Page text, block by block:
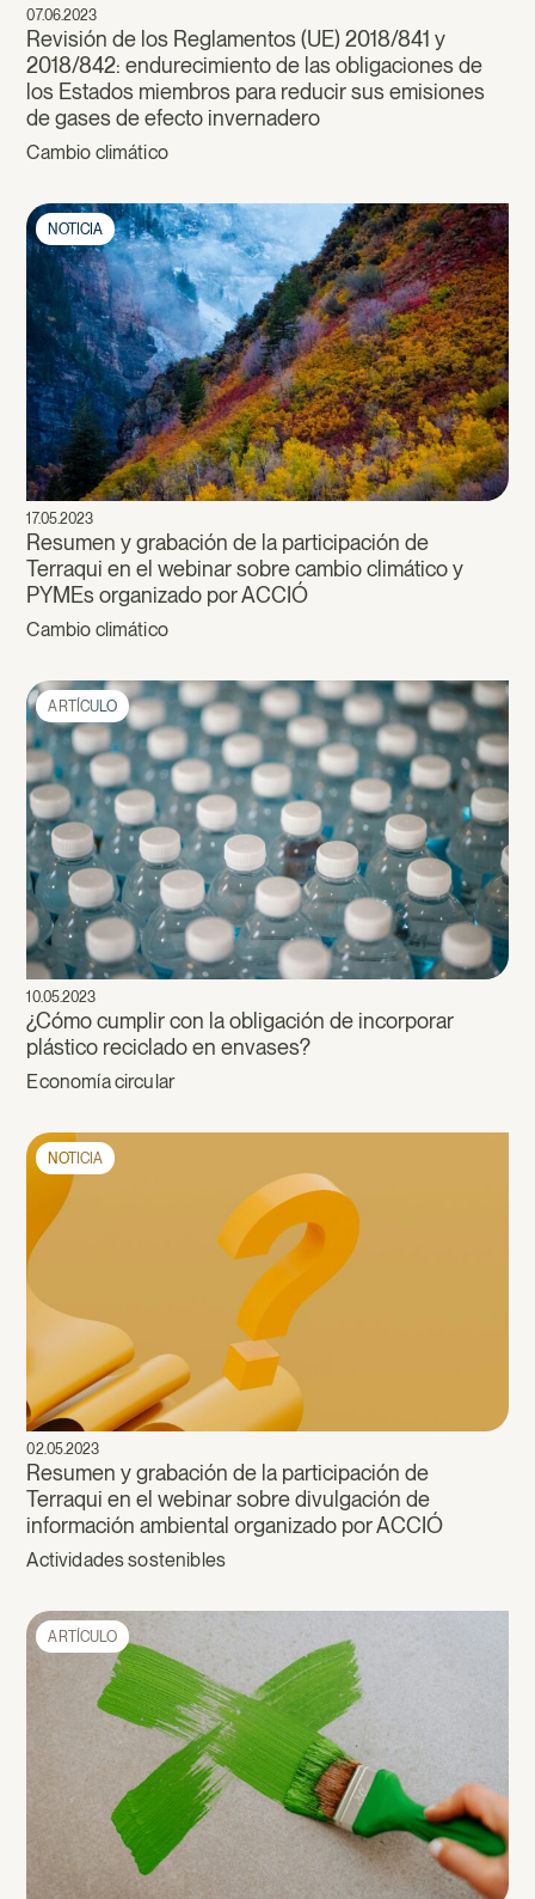
07.06.2023
Revisión de los Reglamentos (UE) 2018/841 y
2018/842: endurecimiento de las obligaciones de
los Estados miembros para reducir sus emisiones
de gases de efecto invernadero
Cambio climático
NOTICIA
17.05.2023
Resumen y grabación de la participación de
Terraqui en el webinar sobre cambio climático y
PYMEs organizado por ACCIÓ
Cambio climático
ARTÍCULO
10.05.2023
¿Cómo cumplir con la obligación de incorporar
plástico reciclado en envases?
Economía circular
NOTICIA
02.05.2023
Resumen y grabación de la participación de
Terraqui en el webinar sobre divulgación de
información ambiental organizado por ACCIÓ
Actividades sostenibles
ARTÍCULO